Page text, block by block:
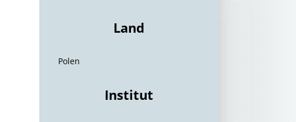
Land
Polen
Institut